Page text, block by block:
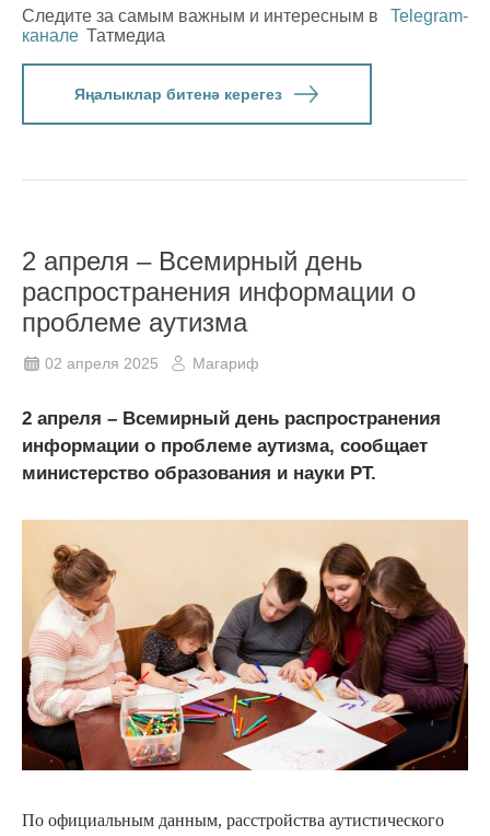
Следите за самым важным и интересным в
Telegram-
канале Татмедиа
Яңалыклар битенә керегез
2 апреля – Всемирный день
распространения информации о
проблеме аутизма
02 апреля 2025 Магариф
2 апреля – Всемирный день распространения
информации о проблеме аутизма, сообщает
министерство образования и науки РТ.
По официальным данным, расстройства аутистического